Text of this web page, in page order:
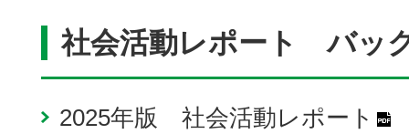
社会活動レポート バッ
2025年版 社会活動レポート